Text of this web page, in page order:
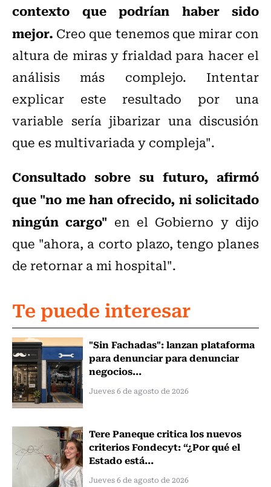
contexto que podrían haber sido
mejor. Creo que tenemos que mirar con
altura de miras y frialdad para hacer el
análisis más complejo. Intentar
explicar este resultado por una
variable sería jibarizar una discusión
que es multivariada y compleja".
Consultado sobre su futuro, afirmó
que "no me han ofrecido, ni solicitado
ningún cargo" en el Gobierno y dijo
que "ahora, a corto plazo, tengo planes
de retornar a mi hospital".
Te puede interesar
"Sin Fachadas": lanzan plataforma
para denunciar para denunciar
negocios...
Jueves 6 de agosto de 2026
Tere Paneque critica los nuevos
criterios Fondecyt: “¿Por qué el
Estado está...
Jueves 6 de agosto de 2026